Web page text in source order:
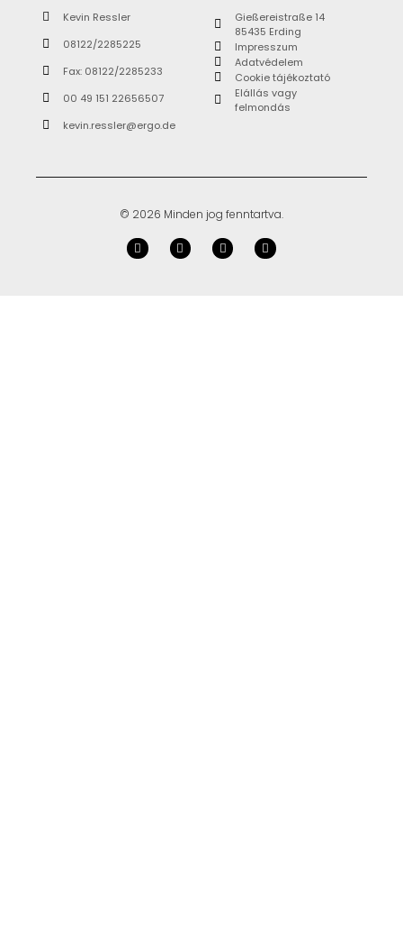
Kevin Ressler
08122/2285225
Fax: 08122/2285233
00 49 151 22656507
kevin.ressler@ergo.de
Gießereistraße 14
85435 Erding
Impresszum
Adatvédelem
Cookie tájékoztató
Elállás vagy
felmondás
© 2026 Minden jog fenntartva.